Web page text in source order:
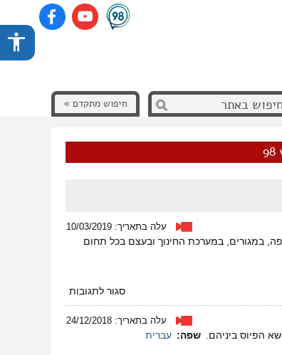
חיפוש מתקדם »
עלה בתאריך: 10/03/2019
במגורים, במערכת החינוך ובעצם בכל תחום
סגור לתגובותעל
חברה
מגודרת
עלה בתאריך: 24/12/2018
הפיוס ביניהם. שפה: עברית